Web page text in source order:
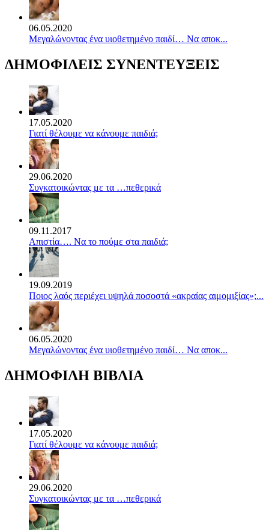
06.05.2020
Mεγαλώνοντας ένα υιοθετημένο παιδί… Να αποκ...
ΔΗΜΟΦΙΛΕΙΣ ΣΥΝΕΝΤΕΥΞΕΙΣ
17.05.2020
Γιατί θέλουμε να κάνουμε παιδιά;
29.06.2020
Συγκατοικώντας με τα …πεθερικά
09.11.2017
Απιστία…. Να το πούμε στα παιδιά;
19.09.2019
Ποιος λαός περιέχει υψηλά ποσοστά «ακραίας αιμομιξίας»;...
06.05.2020
Mεγαλώνοντας ένα υιοθετημένο παιδί… Να αποκ...
ΔΗΜΟΦΙΛΗ ΒΙΒΛΙΑ
17.05.2020
Γιατί θέλουμε να κάνουμε παιδιά;
29.06.2020
Συγκατοικώντας με τα …πεθερικά